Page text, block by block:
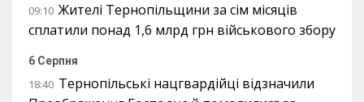
09:10 Жителі Тернопільщини за сім місяців
сплатили понад 1,6 млрд грн військового збору
6 Серпня
18:40 Тернопільські нацгвардійці відзначили